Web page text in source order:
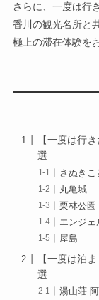
さらに、一度は行
香川の観光名所と
極上の滞在体験を
【一度は行
選
さぬきこ
丸亀城
栗林公園
エンジェ
屋島
【一度は泊
選
湯山荘